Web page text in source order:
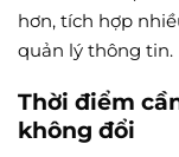
hơn, tích hợp
quản lý thông tin.
Thời điểm
không đổi